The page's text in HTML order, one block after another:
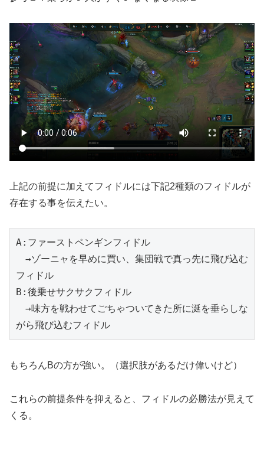
上記の前提に加えてフィドルには下記2種類のフィドルが
存在する事を伝えたい。
A:ファーストペンギンフィドル
→ゾーニャを早めに買い、集団戦で真っ先に飛び込む
フィドル
B:後乗せサクサクフィドル
→味方を戦わせてごちゃついてきた所に涎を垂らしな
がら飛び込むフィドル
もちろんBの方が強い。（選択肢があるだけ偉いけど）
これらの前提条件を抑えると、フィドルの必勝法が見えて
くる。